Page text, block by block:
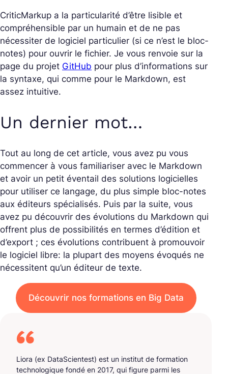
CriticMarkup a la particularité d’être lisible et
compréhensible par un humain et de ne pas
nécessiter de logiciel particulier (si ce n’est le bloc-
notes) pour ouvrir le fichier. Je vous renvoie sur la
page du projet GitHub pour plus d’informations sur
la syntaxe, qui comme pour le Markdown, est
assez intuitive.
Un dernier mot…
Tout au long de cet article, vous avez pu vous
commencer à vous familiariser avec le Markdown
et avoir un petit éventail des solutions logicielles
pour utiliser ce langage, du plus simple bloc-notes
aux éditeurs spécialisés. Puis par la suite, vous
avez pu découvrir des évolutions du Markdown qui
offrent plus de possibilités en termes d’édition et
d’export ; ces évolutions contribuent à promouvoir
le logiciel libre: la plupart des moyens évoqués ne
nécessitent qu’un éditeur de texte.
Découvrir nos formations en Big Data
Liora (ex DataScientest) est un institut de formation
technologique fondé en 2017, qui figure parmi les